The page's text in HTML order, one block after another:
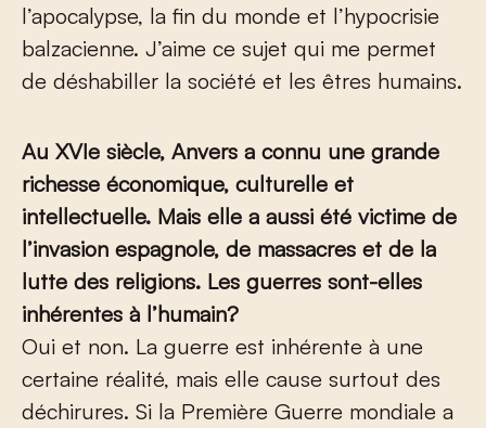
l’apocalypse, la fin du monde et l’hypocrisie
balzacienne. J’aime ce sujet qui me permet
de déshabiller la société et les êtres humains.
Au XVIe siècle, Anvers a connu une grande
richesse économique, culturelle et
intellectuelle. Mais elle a aussi été victime de
l’invasion espagnole, de massacres et de la
lutte des religions. Les guerres sont-elles
inhérentes à l’humain?
Oui et non. La guerre est inhérente à une
certaine réalité, mais elle cause surtout des
déchirures. Si la Première Guerre mondiale a